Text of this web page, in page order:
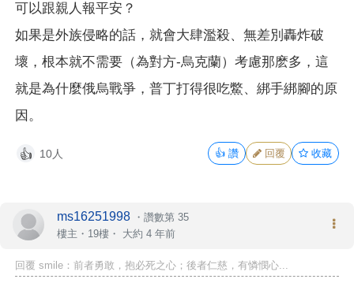
可以跟親人報平安？
如果是外族侵略的話，就會大肆濫殺、無差別轟炸破
壞，根本就不需要（為對方-烏克蘭）考慮那麽多，這
就是為什麼俄烏戰爭，普丁打得很吃鱉、綁手綁腳的原
因。
👍 10人 👍 讚 回覆 收藏
ms16251998 ・ 讚數第 35
樓主 ・19樓・ 大約 4 年前
回覆 smile：前者勇敢，抱必死之心；後者仁慈，有憐憫心...